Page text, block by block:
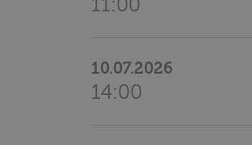
11:00
10.07.2026
14:00